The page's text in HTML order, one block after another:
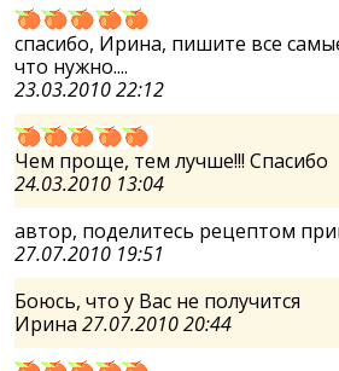
спасибо, Ирина, пишите все
что нужно....
23.03.2010 22:12
Чем проще, тем лучше!!! Спасибо
24.03.2010 13:04
автор, поделитесь рецептом
27.07.2010 19:51
Боюсь, что у Вас не получится
Ирина 27.07.2010 20:44